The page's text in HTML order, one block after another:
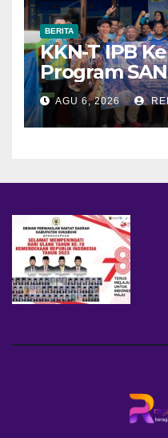
BERITA
KKN-T IPB
Program
Desa
Ubah
Ekonomi
AGU 6, 2026